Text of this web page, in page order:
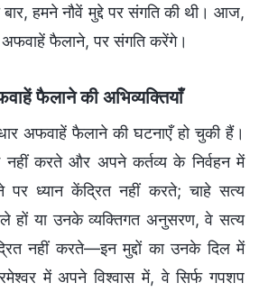
हमने नौवें मुद्दे पर संगति की थी। आज,
अफवाहें फैलाने, पर संगति करेंगे।
फैलाने की अभिव्यक्तियाँ
अफवाहें फैलाने की घटनाएँ हो चुकी हैं।
करते और अपने कर्तव्य के निर्वहन में
ध्यान केंद्रित नहीं करते; चाहे सत्य
हों या उनके व्यक्तिगत अनुसरण, वे सत्य
नहीं करते—इन मुद्दों का उनके दिल में
में अपने विश्वास में, वे सिर्फ गपशप